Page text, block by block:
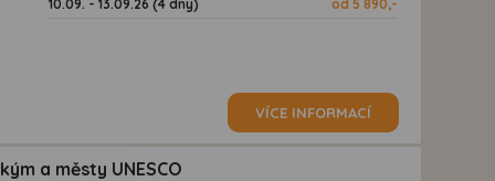
10.09. - 13.09.26 (4 dny) od 5 890,-
VÍCE INFORMACÍ
a městy UNESCO